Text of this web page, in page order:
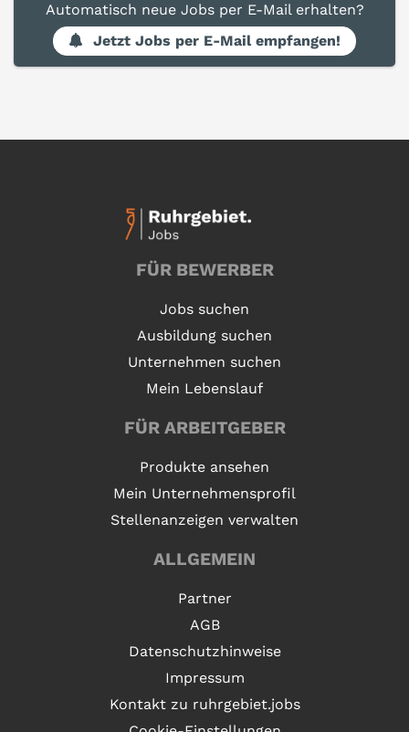
Automatisch neue Jobs per E-Mail erhalten?
Jetzt Jobs per E-Mail empfangen!
FÜR BEWERBER
Jobs suchen
Ausbildung suchen
Unternehmen suchen
Mein Lebenslauf
FÜR ARBEITGEBER
Produkte ansehen
Mein Unternehmensprofil
Stellenanzeigen verwalten
ALLGEMEIN
Partner
AGB
Datenschutzhinweise
Impressum
Kontakt zu ruhrgebiet.jobs